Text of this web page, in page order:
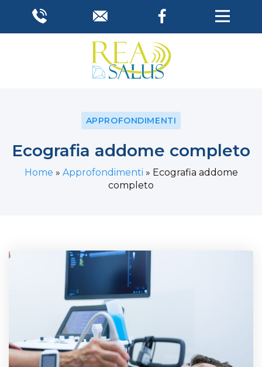
APPROFONDIMENTI
Ecografia addome completo
Home » Approfondimenti » Ecografia addome
completo